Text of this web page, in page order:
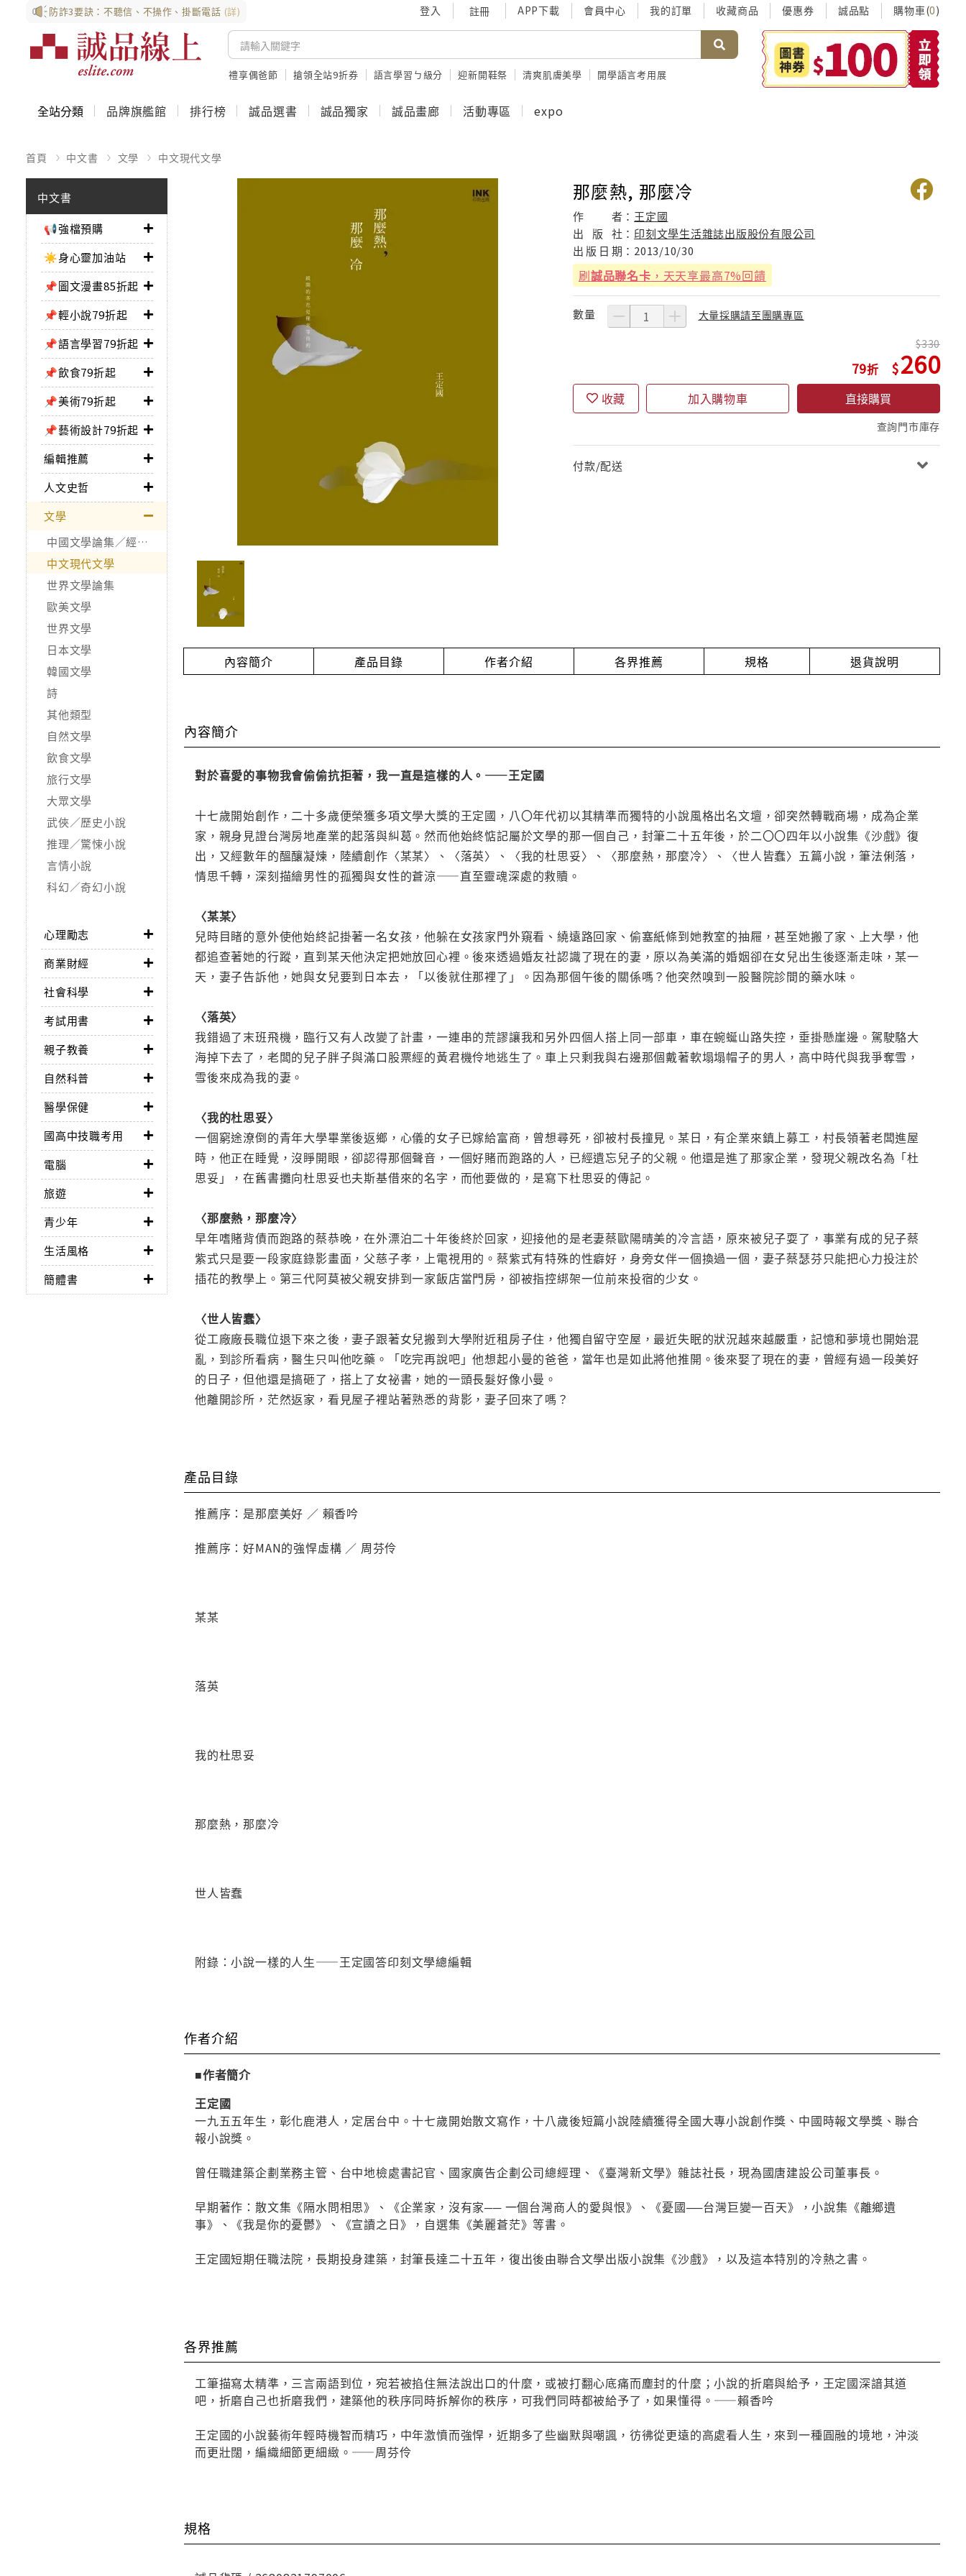
防詐3要訣：不聽信、不操作、掛斷電話 (詳) 登入 註冊 APP下載 會員中心 我的訂單 收藏商品 優惠券 誠品點 購物車(0)
禮享偶爸節 搶領全站9折券 語言學習ㄅ級分 迎新開鞋祭 清爽肌膚美學 開學語言考用展
全站分類 品牌旗艦館 排行榜 誠品選書 誠品獨家 誠品畫廊 活動專區 expo
首頁 中文書 文學 中文現代文學
中文書
📢強檔預購
☀️身心靈加油站
📌圖文漫畫85折起
📌輕小說79折起
📌語言學習79折起
📌飲食79折起
📌美術79折起
📌藝術設計79折起
編輯推薦
人文史哲
文學
中國文學論集／經典作品
中文現代文學
世界文學論集
歐美文學
世界文學
日本文學
韓國文學
詩
其他類型
自然文學
飲食文學
旅行文學
大眾文學
武俠／歷史小說
推理／驚悚小說
言情小說
科幻／奇幻小說
心理勵志
商業財經
社會科學
考試用書
親子教養
自然科普
醫學保健
國高中技職考用
電腦
旅遊
青少年
生活風格
簡體書
那麼熱, 那麼冷
作 者： 王定國
出
版 社： 印刻文學生活雜誌出版股份有限公司
出 版 日 期： 2013/10/30
刷誠品聯名卡 ，天天享最高7%回饋
數量 大量採購請至團購專區
79
330
260
收藏 加入購物車 直接購買
查詢門市庫存
付款/配送
內容簡介 產品目錄 作者介紹 各界推薦 規格 退貨說明
內容簡介
對於喜愛的事物我會偷偷抗拒著，我一直是這樣的人。——王定國
十七歲開始創作，二十多歲便榮獲多項文學大獎的王定國，八〇年代初以其精準而獨特的小說風格出名文壇，卻突然轉戰商場，成為企業
家，親身見證台灣房地產業的起落與糾葛。然而他始終惦記屬於文學的那一個自己，封筆二十五年後，於二〇〇四年以小說集《沙戲》復
出，又經數年的醞釀凝煉，陸續創作〈某某〉、〈落英〉、〈我的杜思妥〉、〈那麼熱，那麼冷〉、〈世人皆蠢〉五篇小說，筆法俐落，
情思千轉，深刻描繪男性的孤獨與女性的蒼涼——直至靈魂深處的救贖。
〈某某〉
兒時目睹的意外使他始終記掛著一名女孩，他躲在女孩家門外窺看、繞遠路回家、偷塞紙條到她教室的抽屜，甚至她搬了家、上大學，他
都追查著她的行蹤，直到某天他決定把她放回心裡。後來透過婚友社認識了現在的妻，原以為美滿的婚姻卻在女兒出生後逐漸走味，某一
天，妻子告訴他，她與女兒要到日本去，「以後就住那裡了」。因為那個午後的關係嗎？他突然嗅到一股醫院診間的藥水味。
〈落英〉
我錯過了末班飛機，臨行又有人改變了計畫，一連串的荒謬讓我和另外四個人搭上同一部車，車在蜿蜒山路失控，垂掛懸崖邊。駕駛駱大
海掉下去了，老闆的兒子胖子與滿口股票經的黃君機伶地逃生了。車上只剩我與右邊那個戴著軟塌塌帽子的男人，高中時代與我爭奪雪，
雪後來成為我的妻。
〈我的杜思妥〉
一個窮途潦倒的青年大學畢業後返鄉，心儀的女子已嫁給富商，曾想尋死，卻被村長撞見。某日，有企業來鎮上募工，村長領著老闆進屋
時，他正在睡覺，沒睜開眼，卻認得那個聲音，一個好賭而跑路的人，已經遺忘兒子的父親。他還是進了那家企業，發現父親改名為「杜
思妥」，在舊書攤向杜思妥也夫斯基借來的名字，而他要做的，是寫下杜思妥的傳記。
〈那麼熱，那麼冷〉
早年嗜賭背債而跑路的蔡恭晚，在外漂泊二十年後終於回家，迎接他的是老妻蔡歐陽晴美的冷言語，原來被兒子耍了，事業有成的兒子蔡
紫式只是要一段家庭錄影畫面，父慈子孝，上電視用的。蔡紫式有特殊的性癖好，身旁女伴一個換過一個，妻子蔡瑟芬只能把心力投注於
插花的教學上。第三代阿莫被父親安排到一家飯店當門房，卻被指控綁架一位前來投宿的少女。
〈世人皆蠢〉
從工廠廠長職位退下來之後，妻子跟著女兒搬到大學附近租房子住，他獨自留守空屋，最近失眠的狀況越來越嚴重，記憶和夢境也開始混
亂，到診所看病，醫生只叫他吃藥。「吃完再說吧」他想起小曼的爸爸，當年也是如此將他推開。後來娶了現在的妻，曾經有過一段美好
的日子，但他還是搞砸了，搭上了女祕書，她的一頭長髮好像小曼。
他離開診所，茫然返家，看見屋子裡站著熟悉的背影，妻子回來了嗎？
產品目錄
推薦序：是那麼美好 ／ 賴香吟
推薦序：好MAN的強悍虛構 ／ 周芬伶
某某
落英
我的杜思妥
那麼熱，那麼冷
世人皆蠢
附錄：小說一樣的人生——王定國答印刻文學總編輯
作者介紹
■作者簡介
王定國
一九五五年生，彰化鹿港人，定居台中。十七歲開始散文寫作，十八歲後短篇小說陸續獲得全國大專小說創作獎、中國時報文學獎、聯合
報小說獎。
曾任職建築企劃業務主管、台中地檢處書記官、國家廣告企劃公司總經理、《臺灣新文學》雜誌社長，現為國唐建設公司董事長。
早期著作：散文集《隔水問相思》、《企業家，沒有家── 一個台灣商人的愛與恨》、《憂國──台灣巨變一百天》，小說集《離鄉遺
事》、《我是你的憂鬱》、《宣讀之日》，自選集《美麗蒼茫》等書。
王定國短期任職法院，長期投身建築，封筆長達二十五年，復出後由聯合文學出版小說集《沙戲》，以及這本特別的冷熱之書。
各界推薦
工筆描寫太精準，三言兩語到位，宛若被掐住無法說出口的什麼，或被打翻心底痛而塵封的什麼；小說的折磨與給予，王定國深諳其道
吧，折磨自己也折磨我們，建築他的秩序同時拆解你的秩序，可我們同時都被給予了，如果懂得。——賴香吟
王定國的小說藝術年輕時機智而精巧，中年激憤而強悍，近期多了些幽默與嘲諷，彷彿從更遠的高處看人生，來到一種圓融的境地，沖淡
而更壯闊，編織細節更細緻。——周芬伶
規格